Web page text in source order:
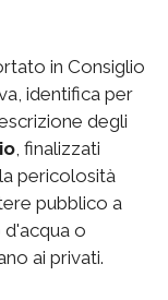
in Consiglio
identifica per
degli
, finalizzati
pericolosità
pubblico a
o
ai privati.